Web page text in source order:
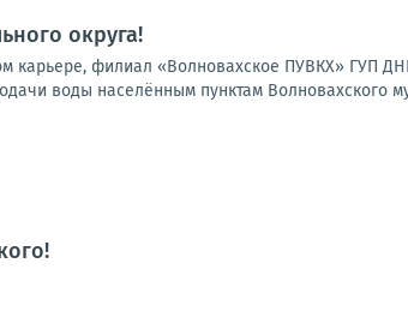
округа!
карьере, филиал «Волновахское ПУВКХ» ГУП
воды населённым пунктам Волновахского